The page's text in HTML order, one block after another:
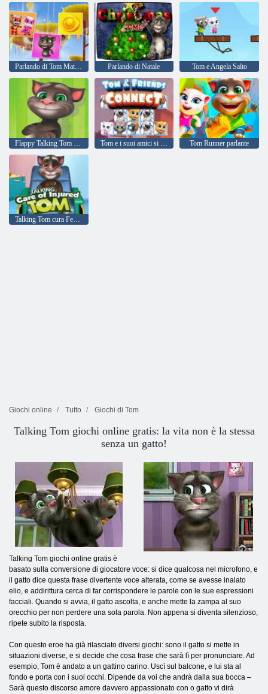
Parlando di Tom Match'up Parlando di Natale Tom e Angela Salto
Tom Runner parlante
Talking Tom cura Ferito
Giochi online Tutto Giochi di Tom
Talking Tom giochi online gratis: la vita non è la stessa
senza un gatto!
Talking Tom giochi online gratis è
basato sulla conversione di giocatore voce: si dice qualcosa nel microfono, e
il gatto dice questa frase divertente voce alterata, come se avesse inalato
elio, e addirittura cerca di far corrispondere le parole con le sue espressioni
facciali. Quando si avvia, il gatto ascolta, e anche mette la zampa al suo
orecchio per non perdere una sola parola. Non appena si diventa silenzioso,
ripete subito la risposta.
Con questo eroe ha già rilasciato diversi giochi: sono il gatto si mette in
situazioni diverse, e si decide che cosa frase che sarà lì per pronunciare. Ad
esempio, Tom è andato a un gattino carino. Uscì sul balcone, e lui sta al
fondo e porta con i suoi occhi. Dipende da voi che andrà dalla sua bocca –
Sarà questo discorso amore davvero appassionato con o gatto vi dirà